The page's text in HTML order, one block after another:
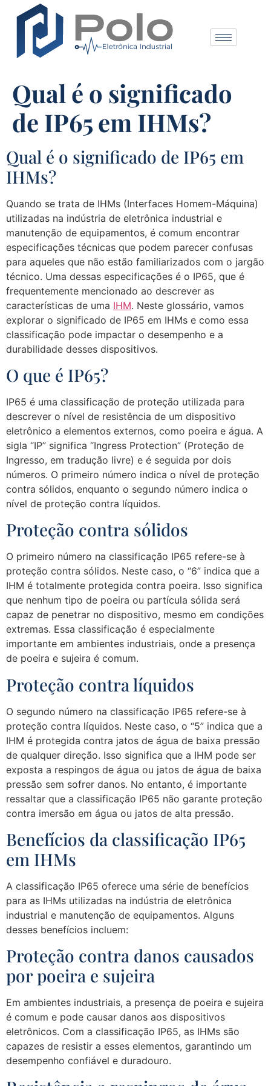
Qual é o significado
de IP65 em IHMs?
Qual é o significado de IP65 em
IHMs?
Quando se trata de IHMs (Interfaces Homem-Máquina)
utilizadas na indústria de eletrônica industrial e
manutenção de equipamentos, é comum encontrar
especificações técnicas que podem parecer confusas
para aqueles que não estão familiarizados com o jargão
técnico. Uma dessas especificações é o IP65, que é
frequentemente mencionado ao descrever as
características de uma IHM. Neste glossário, vamos
explorar o significado de IP65 em IHMs e como essa
classificação pode impactar o desempenho e a
durabilidade desses dispositivos.
O que é IP65?
IP65 é uma classificação de proteção utilizada para
descrever o nível de resistência de um dispositivo
eletrônico a elementos externos, como poeira e água. A
sigla “IP” significa “Ingress Protection” (Proteção de
Ingresso, em tradução livre) e é seguida por dois
números. O primeiro número indica o nível de proteção
contra sólidos, enquanto o segundo número indica o
nível de proteção contra líquidos.
Proteção contra sólidos
O primeiro número na classificação IP65 refere-se à
proteção contra sólidos. Neste caso, o “6” indica que a
IHM é totalmente protegida contra poeira. Isso significa
que nenhum tipo de poeira ou partícula sólida será
capaz de penetrar no dispositivo, mesmo em condições
extremas. Essa classificação é especialmente
importante em ambientes industriais, onde a presença
de poeira e sujeira é comum.
Proteção contra líquidos
O segundo número na classificação IP65 refere-se à
proteção contra líquidos. Neste caso, o “5” indica que a
IHM é protegida contra jatos de água de baixa pressão
de qualquer direção. Isso significa que a IHM pode ser
exposta a respingos de água ou jatos de água de baixa
pressão sem sofrer danos. No entanto, é importante
ressaltar que a classificação IP65 não garante proteção
contra imersão em água ou jatos de alta pressão.
Benefícios da classificação IP65
em IHMs
A classificação IP65 oferece uma série de benefícios
para as IHMs utilizadas na indústria de eletrônica
industrial e manutenção de equipamentos. Alguns
desses benefícios incluem:
Proteção contra danos causados
por poeira e sujeira
Em ambientes industriais, a presença de poeira e sujeira
é comum e pode causar danos aos dispositivos
eletrônicos. Com a classificação IP65, as IHMs são
capazes de resistir a esses elementos, garantindo um
desempenho confiável e duradouro.